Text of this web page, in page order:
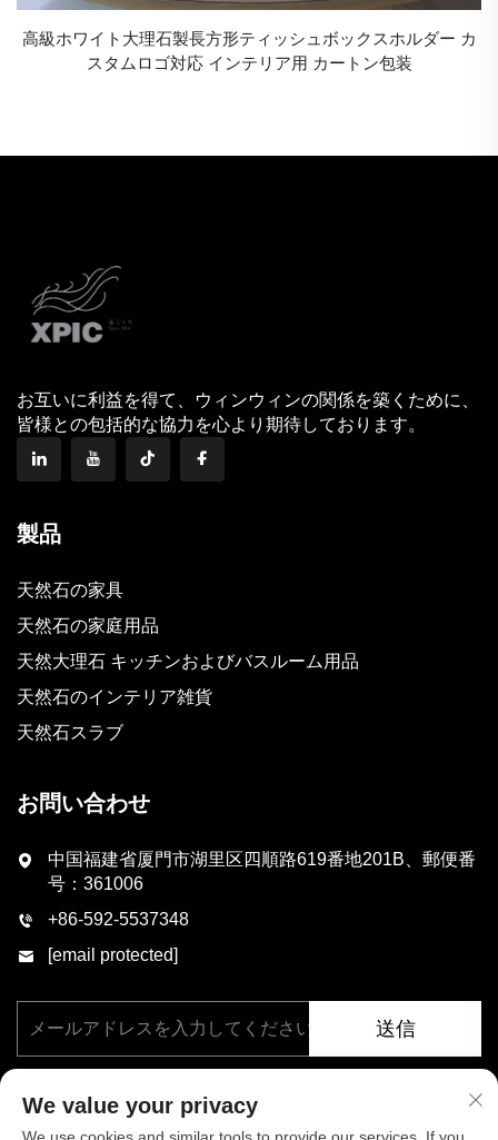
高級ホワイト大理石製長方形ティッシュボックスホルダー カ
スタムロゴ対応 インテリア用 カートン包装
お互いに利益を得て、ウィンウィンの関係を築くために、
皆様との包括的な協力を心より期待しております。
製品
天然石の家具
天然石の家庭用品
天然大理石 キッチンおよびバスルーム用品
天然石のインテリア雑貨
天然石スラブ
お問い合わせ
中国福建省厦門市湖里区四順路619番地201B、郵便番
号：361006
+86-592-5537348
[email protected]
送信
We value your privacy